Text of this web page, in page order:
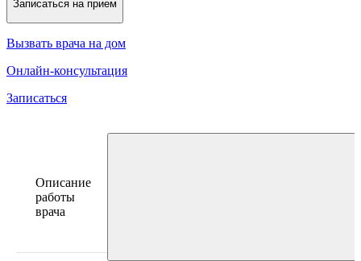
Записаться на прием
Вызвать врача на дом
Онлайн-консультация
Записаться
Описание
работы
врача